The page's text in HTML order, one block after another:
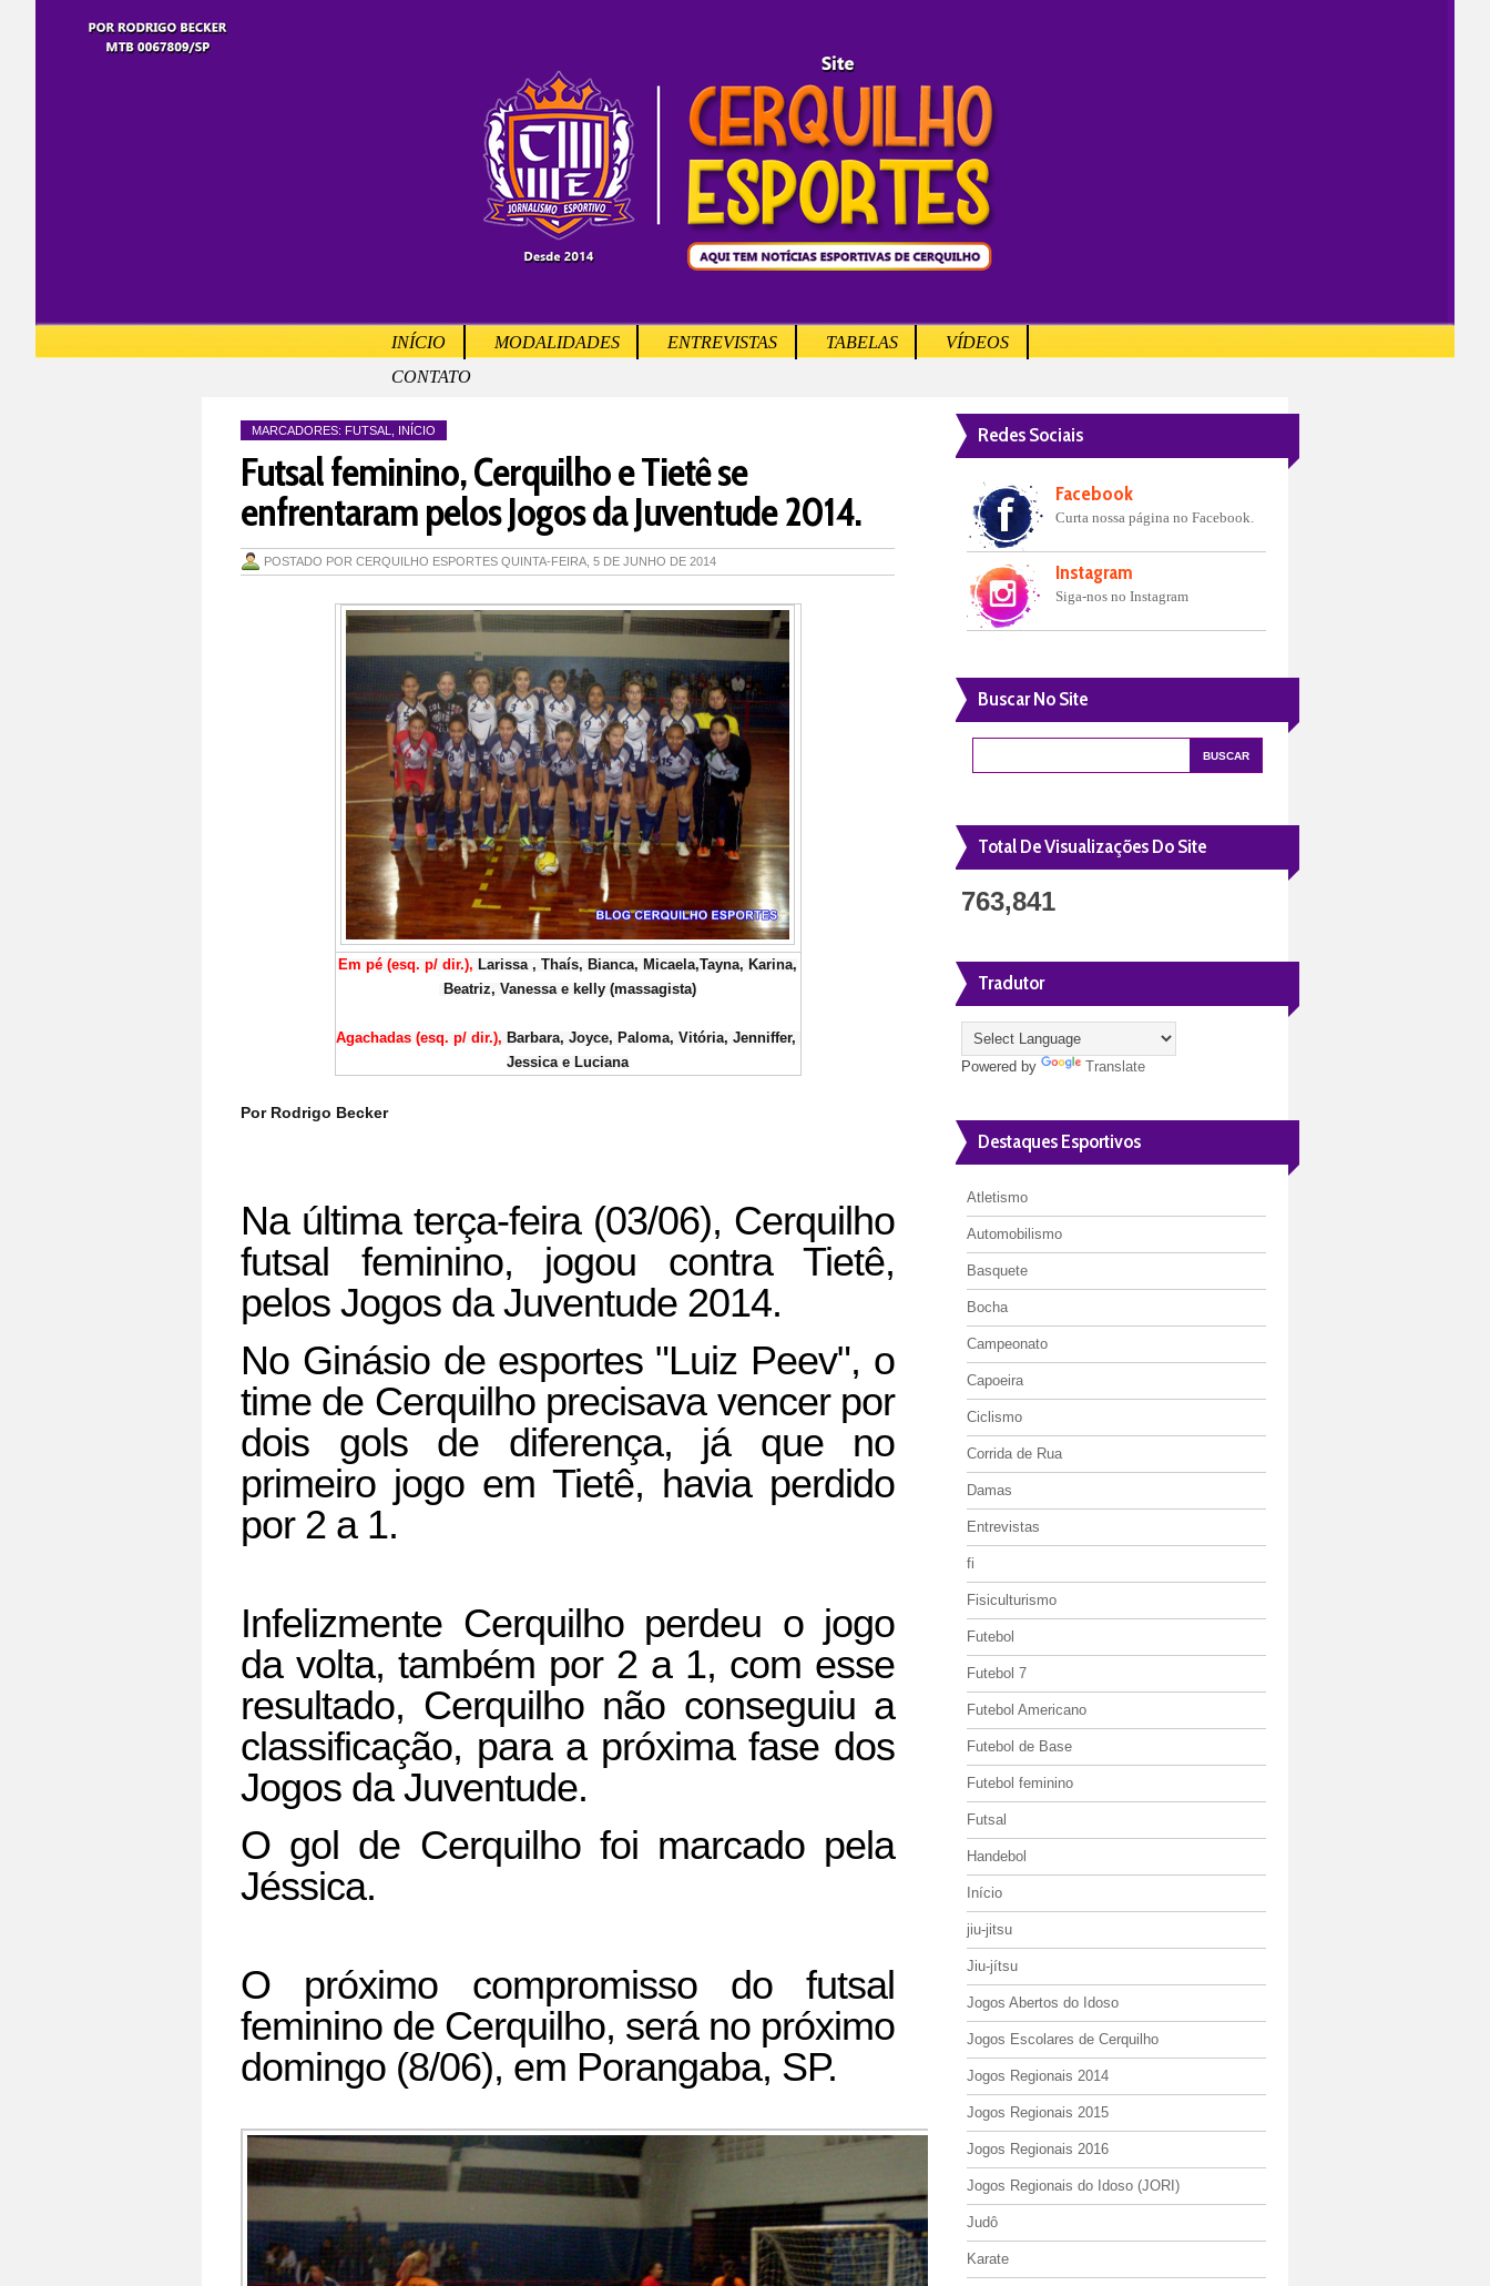
INÍCIO MODALIDADES ENTREVISTAS TABELAS
VÍDEOS
CONTATO
MARCADORES: FUTSAL INÍCIO
Futsal feminino, Cerquilho e Tietê se
enfrentaram pelos Jogos da Juventude 2014.
POSTADO POR CERQUILHO ESPORTES QUINTA-FEIRA, 5 DE JUNHO DE 2014
Em pé (esq. p/ dir.), Larissa , Thaís, Bianca, Micaela,Tayna, Karina,
Agachadas (esq. p/ dir.), Barbara, Joyce, Paloma, Vitória, Jenniffer,
Jessica e Luciana
Por Rodrigo Becker
Na última terça-feira (03/06), Cerquilho
futsal feminino, jogou contra Tietê,
pelos Jogos da Juventude 2014.
No Ginásio de esportes "Luiz Peev", o
time de Cerquilho precisava vencer por
dois gols de diferença, já que no
primeiro jogo em Tietê, havia perdido
por 2 a 1.
Infelizmente Cerquilho perdeu o jogo
da volta, também por 2 a 1, com esse
resultado, Cerquilho não conseguiu a
classificação, para a próxima fase dos
Jogos da Juventude.
O gol de Cerquilho foi marcado pela
Jéssica.
O próximo compromisso do futsal
feminino de Cerquilho, será no próximo
domingo (8/06), em Porangaba, SP.
Redes Sociais
Facebook
Curta nossa página no Facebook.
Instagram
Siga-nos no Instagram
Buscar No Site
Total De Visualizações Do Site
763,841
Tradutor
Powered by Translate
Destaques Esportivos
Atletismo
Automobilismo
Basquete
Bocha
Campeonato
Capoeira
Ciclismo
Corrida de Rua
Damas
Entrevistas
fi
Fisiculturismo
Futebol
Futebol 7
Futebol Americano
Futebol de Base
Futebol feminino
Futsal
Handebol
Início
jiu-jitsu
Jiu-jítsu
Jogos Abertos do Idoso
Jogos Escolares de Cerquilho
Jogos Regionais 2014
Jogos Regionais 2015
Jogos Regionais 2016
Jogos Regionais do Idoso (JORI)
Judô
Karate